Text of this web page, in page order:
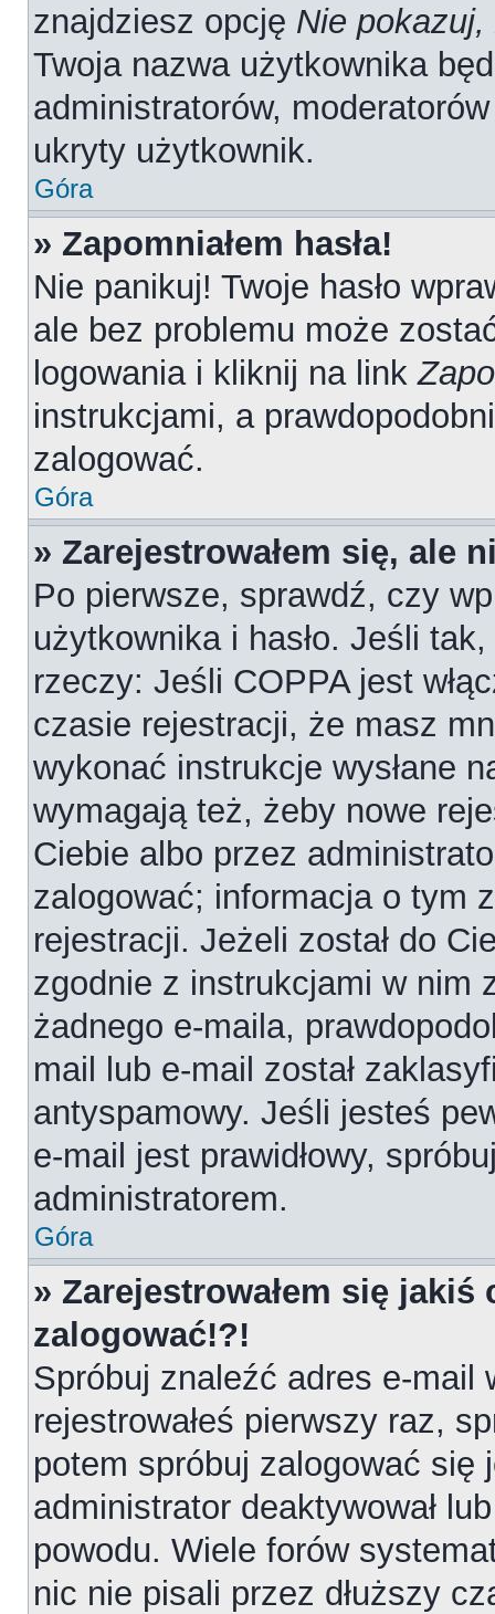
znajdziesz opcję Nie
Twoja nazwa użytkownika
administratorów,
ukryty użytkownik.
Góra
» Zapomniałem hasła!
Nie panikuj! Twoje hasło
ale bez problemu może
logowania i kliknij na link
instrukcjami, a
zalogować.
Góra
» Zarejestrowałem się, ale
Po pierwsze, sprawdź, czy
użytkownika i hasło. Jeśli
rzeczy: Jeśli COPPA jest
czasie rejestracji, że masz
wykonać instrukcje wysłane
wymagają też, żeby nowe
Ciebie albo przez
zalogować; informacja o tym
rejestracji. Jeżeli został do
zgodnie z instrukcjami w nim
żadnego e-maila,
mail lub e-mail został
antyspamowy. Jeśli jesteś
e-mail jest prawidłowy,
administratorem.
Góra
» Zarejestrowałem się
zalogować!?!
Spróbuj znaleźć adres e-mail
rejestrowałeś pierwszy raz,
potem spróbuj zalogować
administrator deaktywował
powodu. Wiele forów
nic nie pisali przez dłuższy